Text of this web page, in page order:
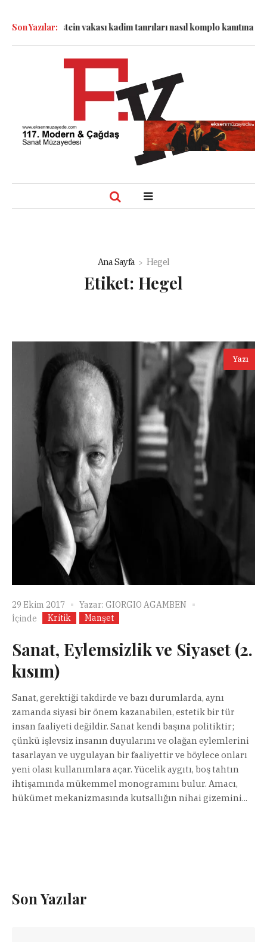
Son Yazılar:
Epstein vakası kadim tanrıları nasıl komplo kanıtına
Ana Sayfa Hegel
Etiket: Hegel
Yazı
29 Ekim 2017 Yazar: GIORGIO AGAMBEN
İçinde
Kritik Manşet
Sanat, Eylemsizlik ve Siyaset (2.
kısım)
Sanat, gerektiği takdirde ve bazı durumlarda, aynı
zamanda siyasi bir önem kazanabilen, estetik bir tür
insan faaliyeti değildir. Sanat kendi başına politiktir;
çünkü işlevsiz insanın duyularını ve olağan eylemlerini
tasarlayan ve uygulayan bir faaliyettir ve böylece onları
yeni olası kullanımlara açar. Yücelik aygıtı, boş tahtın
ihtişamında mükemmel monogramını bulur. Amacı,
hükümet mekanizmasında kutsallığın nihai gizemini...
Son Yazılar